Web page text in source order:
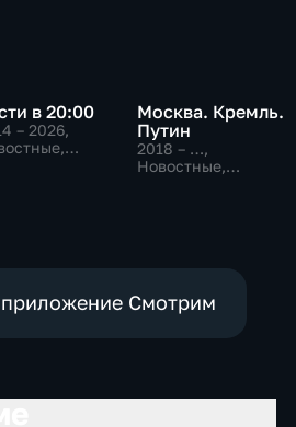
в 20:00
– 2026,
Москва. Кремль.
Путин
2018 – …,
Новостные,
приложение Смотрим